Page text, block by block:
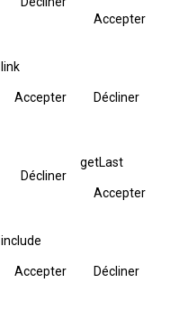
Accepter
link
Accepter Décliner
Décliner
getLast
Accepter
include
Accepter Décliner